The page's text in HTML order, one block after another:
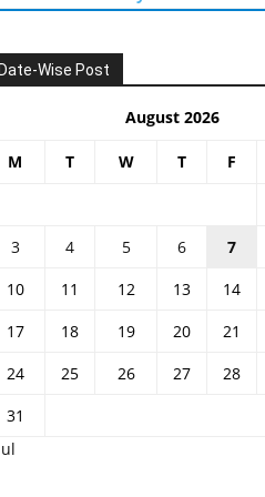
Wise Post
August 2026
M T W T F
3
4 5 6 7
10
11 12 13 14
17
18 19 20 21
24
25 26 27 28
31